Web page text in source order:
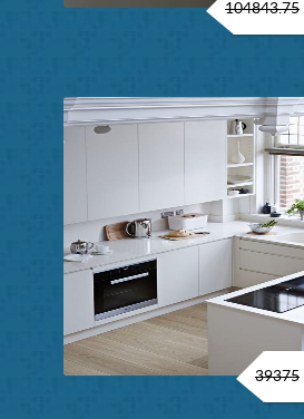
104843.75
39375